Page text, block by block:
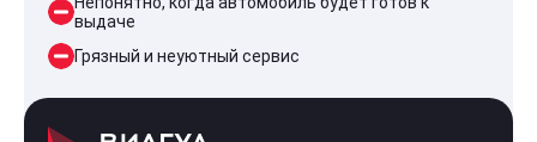
выдаче
Грязный и неуютный сервис